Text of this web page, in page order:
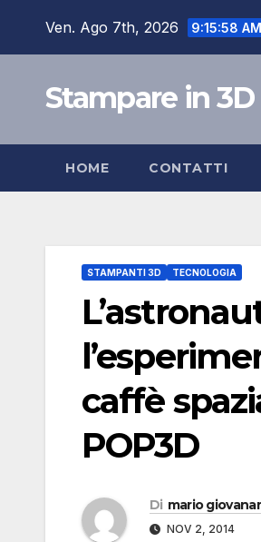
Ven. Ago 7th, 2026 9:15:58 AM
Stampare in 3D
HOME CONTATTI
STAMPANTI 3D TECNOLOGIA
caffè
POP3D
Di mario
NOV 2, 2014